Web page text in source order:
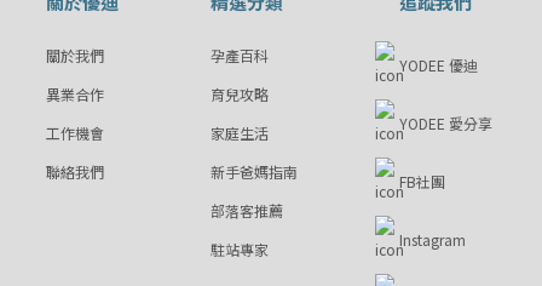
關於我們
異業合作
工作機會
聯絡我們
孕產百科
育兒攻略
家庭生活
新手爸媽指南
部落客推薦
駐站專家
YODEE 優迪
YODEE 愛分享
FB社團
Instagram